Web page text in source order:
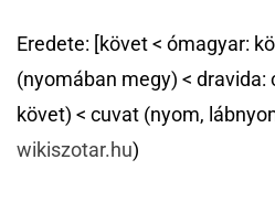
Eredete: [követ < ómagyar:
(nyomában megy) <
követ) < cuvat (nyom,
wikiszotar.hu)